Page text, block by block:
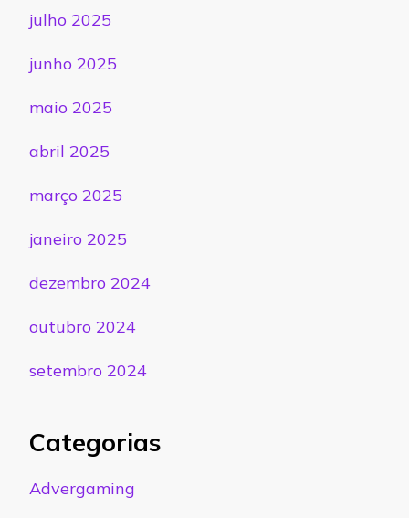
julho 2025
junho 2025
maio 2025
abril 2025
março 2025
janeiro 2025
dezembro 2024
outubro 2024
setembro 2024
Categorias
Advergaming